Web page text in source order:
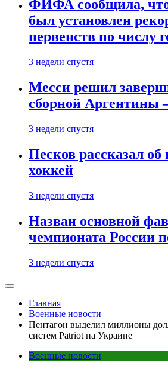
ФИФА сообщила,
был установлен
первенств по числу
3 недели спустя
Месси решил
сборной Аргентины
3 недели спустя
Песков рассказал
хоккей
3 недели спустя
Назван основной
чемпионата России
3 недели спустя
Главная
Военные новости
Пентагон выделил миллионы
систем Patriot на Украине
Военные новости